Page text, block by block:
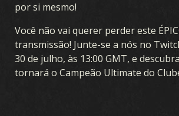
por si mesmo!
Você não vai querer perder este
transmissão! Junte-se a nós no
30 de julho, às 13:00 GMT, e
tornará o Campeão Ultimate do